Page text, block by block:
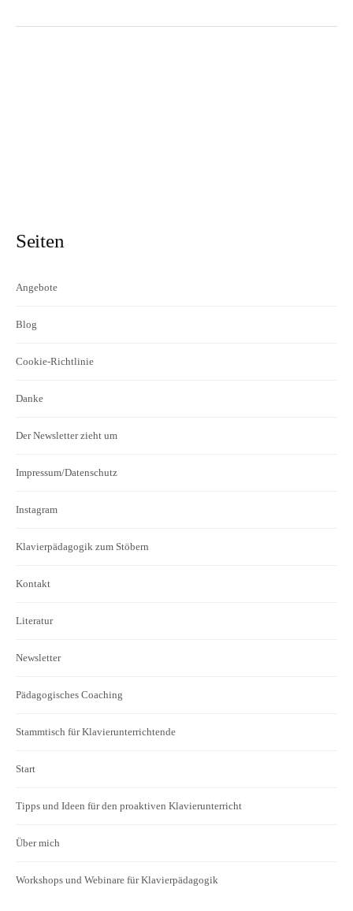
Seiten
Angebote
Blog
Cookie-Richtlinie
Danke
Der Newsletter zieht um
Impressum/Datenschutz
Instagram
Klavierpädagogik zum Stöbern
Kontakt
Literatur
Newsletter
Pädagogisches Coaching
Stammtisch für Klavierunterrichtende
Start
Tipps und Ideen für den proaktiven Klavierunterricht
Über mich
Workshops und Webinare für Klavierpädagogik